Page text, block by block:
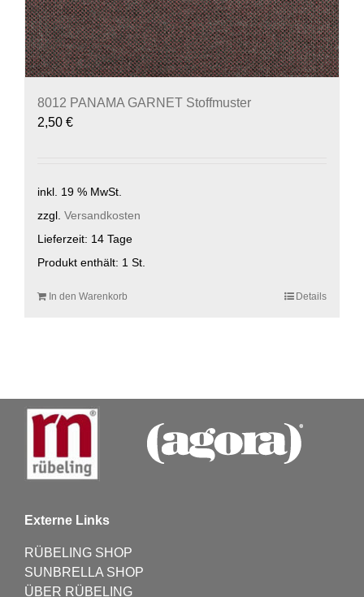
8012 PANAMA GARNET Stoffmuster
2,50 €
inkl. 19 % MwSt.
zzgl. Versandkosten
Lieferzeit: 14 Tage
Produkt enthält: 1 St.
In den Warenkorb Details
Externe Links
RÜBELING SHOP
SUNBRELLA SHOP
ÜBER RÜBELING